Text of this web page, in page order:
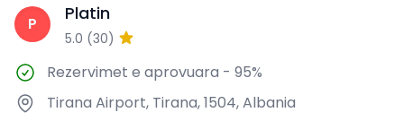
P Platin
5.0 (30)
Rezervimet e aprovuara - 95%
Tirana Airport, Tirana, 1504, Albania